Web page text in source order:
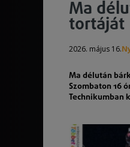
Ma
tortáját
2026. május 16.
Ma délután
Szombaton 16
Technikumban